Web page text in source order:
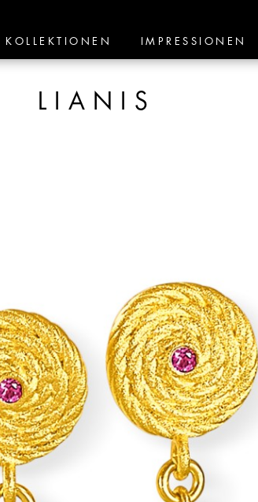
KOLLEKTIONEN IMPRESSIONEN
LIANIS